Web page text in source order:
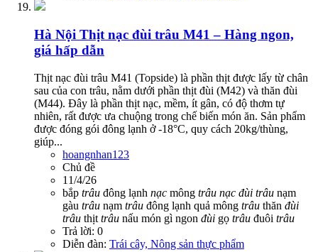
Hà Nội Thịt nạc đùi trâu M41 – Hàng ngon,
giá hấp dẫn
Thịt nạc đùi trâu M41 (Topside) là phần thịt được lấy từ chân
sau của con trâu, nằm dưới phần thịt đùi (M42) và thăn đùi
(M44). Đây là phần thịt nạc, mềm, ít gân, có độ thơm tự
nhiên, rất được ưa chuộng trong chế biến món ăn. Sản phẩm
được đóng gói đông lạnh ở -18°C, quy cách 20kg/thùng,
giúp...
hoangnhan123
Chủ đề
11/4/26
bắp trâu đông lạnh nạc mông trâu nạc đùi trâu nạm
gàu trâu nạm trâu đông lạnh quả mông trâu thăn đùi
trâu thịt trâu nấu món gì ngon đùi gọ trâu đuôi trâu
Trả lời: 0
Diễn đàn: Trái cây, Nông sản thực phẩm